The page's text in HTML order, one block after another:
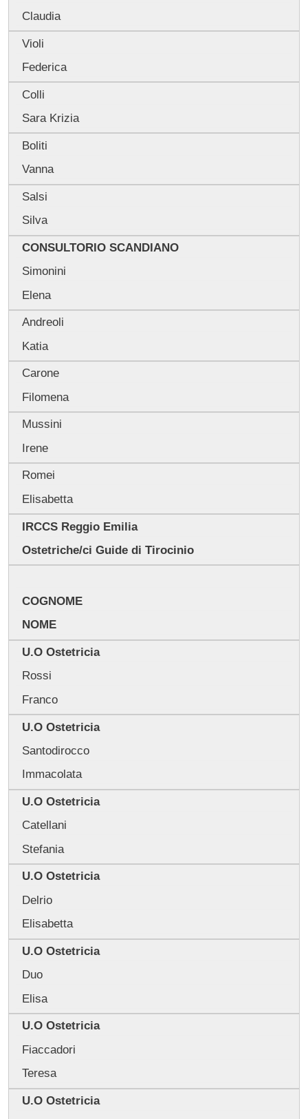
Claudia
Violi
Federica
Colli
Sara Krizia
Boliti
Vanna
Salsi
Silva
CONSULTORIO SCANDIANO
Simonini
Elena
Andreoli
Katia
Carone
Filomena
Mussini
Irene
Romei
Elisabetta
IRCCS Reggio Emilia
Ostetriche/ci Guide di Tirocinio
COGNOME
NOME
U.O Ostetricia
Rossi
Franco
U.O Ostetricia
Santodirocco
Immacolata
U.O Ostetricia
Catellani
Stefania
U.O Ostetricia
Delrio
Elisabetta
U.O Ostetricia
Duo
Elisa
U.O Ostetricia
Fiaccadori
Teresa
U.O Ostetricia